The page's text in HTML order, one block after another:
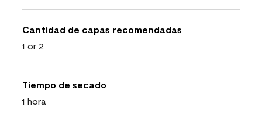
Cantidad de capas recomendadas
1 or 2
Tiempo de secado
1 hora